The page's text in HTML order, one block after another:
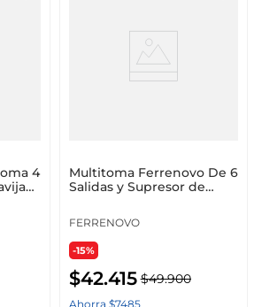
4
Multitoma Ferrenovo De 6
Salidas y Supresor de
FERRENOVO
-15%
$42.415 $49.900
Ahorra $7485